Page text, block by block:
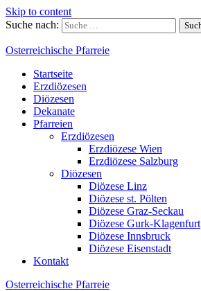
Skip to content
Suche nach:
Osterreichische Pfarreie
Startseite
Erzdiözesen
Diözesen
Dekanate
Pfarreien
Erzdiözesen
Erzdiözese Wien
Erzdiözese Salzburg
Diözesen
Diözese Linz
Diözese st. Pölten
Diözese Graz-Seckau
Diözese Gurk-Klagenfurt
Diözese Innsbruck
Diözese Eisenstadt
Kontakt
Osterreichische Pfarreie